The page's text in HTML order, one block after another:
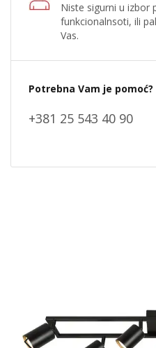
Niste sigurni u izbor
funkcionalnsoti, ili
Vas.
Potrebna Vam je pomoć?
+381 25 543 40 90